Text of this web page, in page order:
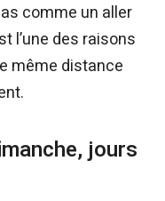
comme un aller
l’une des raisons
même distance
jours